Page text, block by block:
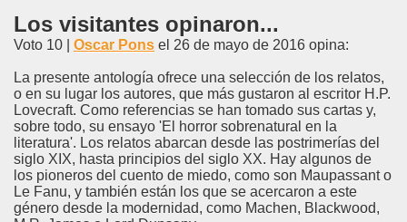
Los visitantes opinaron...
Voto 10 | Oscar Pons el 26 de mayo de 2016 opina:
La presente antología ofrece una selección de los relatos,
o en su lugar los autores, que más gustaron al escritor H.P.
Lovecraft. Como referencias se han tomado sus cartas y,
sobre todo, su ensayo 'El horror sobrenatural en la
literatura'. Los relatos abarcan desde las postrimerías del
siglo XIX, hasta principios del siglo XX. Hay algunos de
los pioneros del cuento de miedo, como son Maupassant o
Le Fanu, y también están los que se acercaron a este
género desde la modernidad, como Machen, Blackwood,